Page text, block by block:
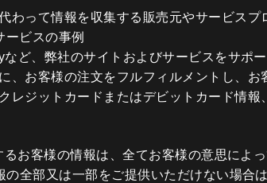
わって情報を収集する販売元やサービス
ービスの事例
など、弊社のサイトおよびサービスをサポ
、お客様の注文をフルフィルメントし、
レジットカードまたはデビットカード情報
るお客様の情報は、全てお客様の意思によ
の全部又は一部をご提供いただけない場合